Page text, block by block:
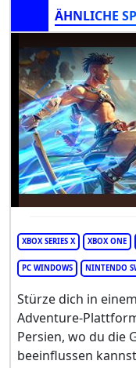
ÄHNLICHE
XBOX SERIES X XBOX ONE
PC WINDOWS NINTENDO
Stürze dich in
Adventure-
Persien, wo du die
beeinflussen